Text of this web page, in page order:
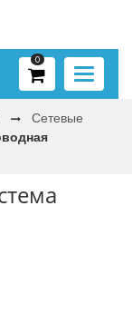
Toggle
0
Сетевые